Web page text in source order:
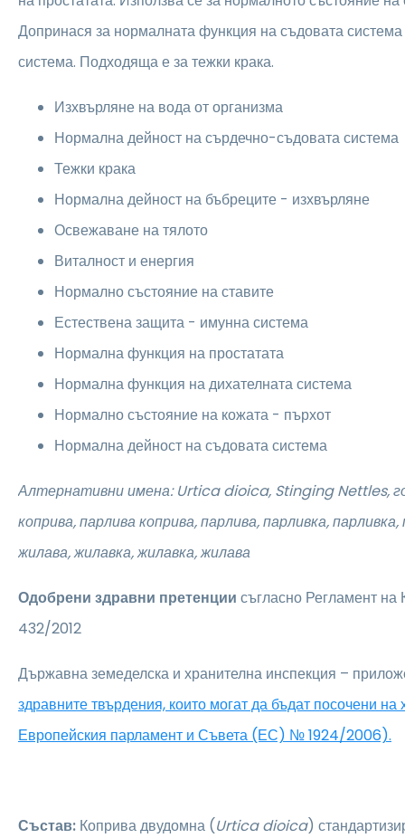
Допринася за нормалната функция на съдовата
система. Подходяща е за тежки крака.
Изхвърляне на вода от организма
Нормална дейност на сърдечно-съдовата система
Тежки крака
Нормална дейност на бъбреците - изхвърляне
Освежаване на тялото
Виталност и енергия
Нормално състояние на ставите
Естествена защита - имунна система
Нормална функция на простатата
Нормална функция на дихателната система
Нормално състояние на кожата - пърхот
Нормална дейност на съдовата система
Алтернативни имена: Urtica dioica, Stinging Nettles,
коприва, парлива коприва, парлива, парливка, парливка,
жилава, жилавка, жилавка, жилава
Одобрени здравни претенции съгласно Регламент
432/2012
Държавна земеделска и хранителна инспекция –
здравните твърдения, които могат да бъдат посочени на
Европейския парламент и Съвета (ЕС) № 1924/2006).
Състав: Коприва двудомна (Urtica dioica)